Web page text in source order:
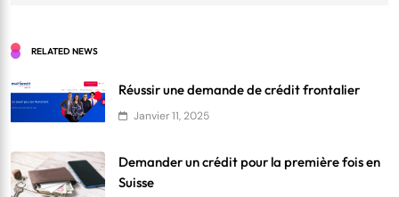
RELATED NEWS
Réussir une demande de crédit frontalier
Janvier 11, 2025
Demander un crédit pour la première fois en
Suisse